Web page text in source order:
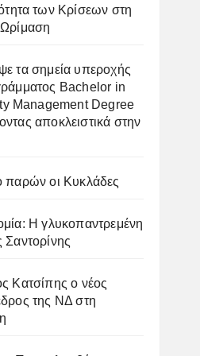
των Κρίσεων στη
τα σημεία υπεροχής
Bachelor in
Management Degree
αποκλειστικά στην
παρών οι Κυκλάδες
Η γλυκοπαντρεμένη
Κατσίπης ο νέος
της ΝΔ στη